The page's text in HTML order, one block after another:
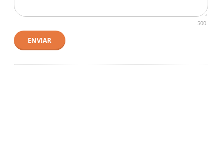
500
ENVIAR